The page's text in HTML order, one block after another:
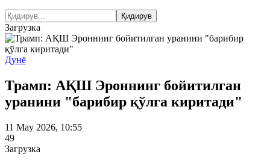
Загрузка
Дунё
Трамп: АҚШ Эроннинг бойитилган
уранини "барибир қўлга киритади"
11 May 2026, 10:55
49
Загрузка